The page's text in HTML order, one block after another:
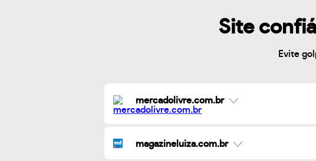
Site
Evite
mercadolivre.com.br
magazineluiza.com.br